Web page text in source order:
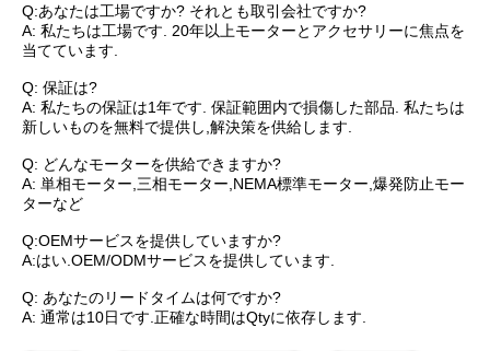
Q:あなたは工場ですか? それとも取引会社ですか?
A: 私たちは工場です. 20年以上モーターとアクセサリーに焦点を
当てています.
Q: 保証は?
A: 私たちの保証は1年です. 保証範囲内で損傷した部品. 私たちは
新しいものを無料で提供し,解決策を供給します.
Q: どんなモーターを供給できますか?
A: 単相モーター,三相モーター,NEMA標準モーター,爆発防止モー
ターなど
Q:OEMサービスを提供していますか?
A:はい.OEM/ODMサービスを提供しています.
Q: あなたのリードタイムは何ですか?
A: 通常は10日です.正確な時間はQtyに依存します.